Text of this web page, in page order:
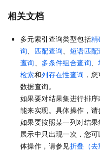
相关文档
多元索引查询类型包括精
询
匹配查询 短语匹配
查询
多条件组合查询 、
检索和列存在性查询 ，
数据查询。
如果要对结果集进行排
能来实现。具体操作，
如果要按照某一列对结
展示中只出现一次，您
体操作，请参见折叠（去